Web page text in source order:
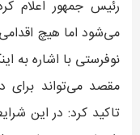
می‌شود اما هیچ
نوفرستی با اشاره به
مقصد می‌تواند برای
تاکید کرد: در این